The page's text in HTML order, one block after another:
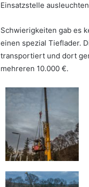
Einsatzstelle
Schwierigkeiten gab es
einen spezial Tieflader.
transportiert und dort
mehreren 10.000 €.